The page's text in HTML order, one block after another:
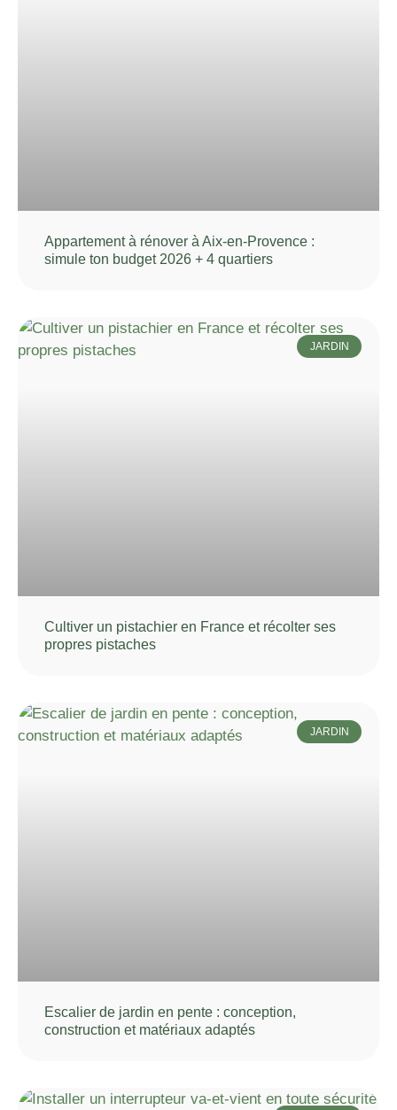
Appartement à rénover à Aix-en-Provence :
simule ton budget 2026 + 4 quartiers
JARDIN
Cultiver un pistachier en France et récolter ses
propres pistaches
JARDIN
Escalier de jardin en pente : conception,
construction et matériaux adaptés